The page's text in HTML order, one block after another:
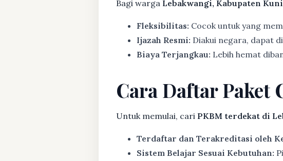
Bagi warga Lebakwangi, Kabupaten
Fleksibilitas: Cocok untuk yang
Ijazah Resmi: Diakui negara, dapat
Biaya Terjangkau: Lebih hemat
Cara Daftar Paket
Untuk memulai, cari PKBM terdekat di
Terdaftar dan Terakreditasi oleh
Sistem Belajar Sesuai Kebutuhan: